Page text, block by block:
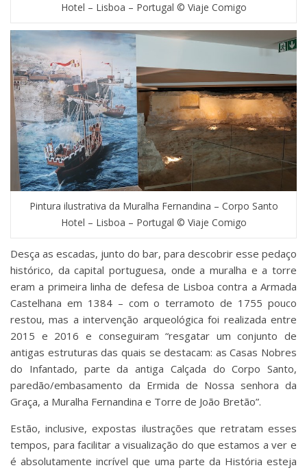
Hotel – Lisboa – Portugal © Viaje Comigo
Pintura ilustrativa da Muralha Fernandina – Corpo Santo
Hotel – Lisboa – Portugal © Viaje Comigo
Desça as escadas, junto do bar, para descobrir esse pedaço
histórico, da capital portuguesa, onde a muralha e a torre
eram a primeira linha de defesa de Lisboa contra a Armada
Castelhana em 1384 – com o terramoto de 1755 pouco
restou, mas a intervenção arqueológica foi realizada entre
2015 e 2016 e conseguiram “resgatar um conjunto de
antigas estruturas das quais se destacam: as Casas Nobres
do Infantado, parte da antiga Calçada do Corpo Santo,
paredão/embasamento da Ermida de Nossa senhora da
Graça, a Muralha Fernandina e Torre de João Bretão”.
Estão, inclusive, expostas ilustrações que retratam esses
tempos, para facilitar a visualização do que estamos a ver e
é absolutamente incrível que uma parte da História esteja